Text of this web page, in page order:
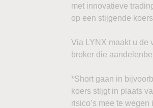
met innovatieve
op een stijgende
Via LYNX maakt u de
broker die
*Short gaan in
koers stijgt in plaats
risico’s mee te